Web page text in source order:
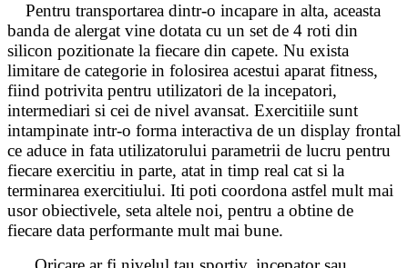
Pentru transportarea dintr-o incapare in alta, aceasta
banda de alergat vine dotata cu un set de 4 roti din
silicon pozitionate la fiecare din capete. Nu exista
limitare de categorie in folosirea acestui aparat fitness,
fiind potrivita pentru utilizatori de la incepatori,
intermediari si cei de nivel avansat. Exercitiile sunt
intampinate intr-o forma interactiva de un display frontal
ce aduce in fata utilizatorului parametrii de lucru pentru
fiecare exercitiu in parte, atat in timp real cat si la
terminarea exercitiului. Iti poti coordona astfel mult mai
usor obiectivele, seta altele noi, pentru a obtine de
fiecare data performante mult mai bune.